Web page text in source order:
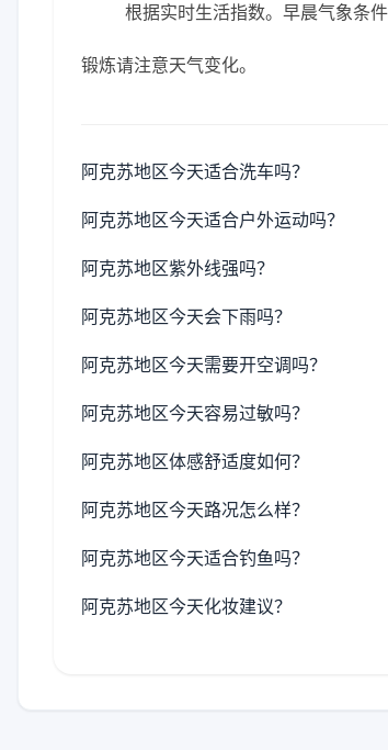
根据实时生活指数。早晨气象条
锻炼请注意天气变化。
阿克苏地区今天适合洗车吗？
阿克苏地区今天适合户外运动吗？
阿克苏地区紫外线强吗？
阿克苏地区今天会下雨吗？
阿克苏地区今天需要开空调吗？
阿克苏地区今天容易过敏吗？
阿克苏地区体感舒适度如何？
阿克苏地区今天路况怎么样？
阿克苏地区今天适合钓鱼吗？
阿克苏地区今天化妆建议？